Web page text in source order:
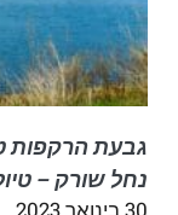
גבעת הרקפות
נחל שורק –
30 בינואר 2023